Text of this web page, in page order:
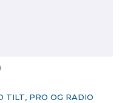
TILT, PRO OG RADIO